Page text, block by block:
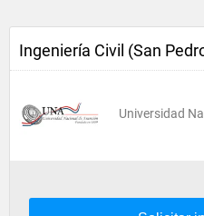
Ingeniería Civil (San
Universidad